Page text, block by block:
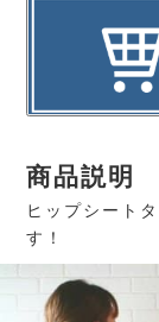
商品説明
ヒップシート
す！